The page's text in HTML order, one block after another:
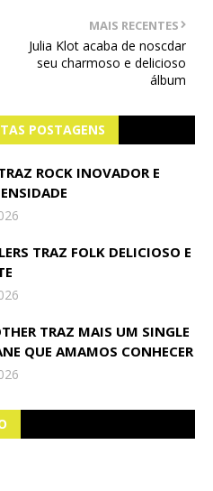
MAIS RECENTES
Julia Klot acaba de noscdar
seu charmoso e delicioso
álbum
POSTAGENS
ROCK INOVADOR E
TRAZ FOLK DELICIOSO E
TRAZ MAIS UM SINGLE
QUE AMAMOS CONHECER